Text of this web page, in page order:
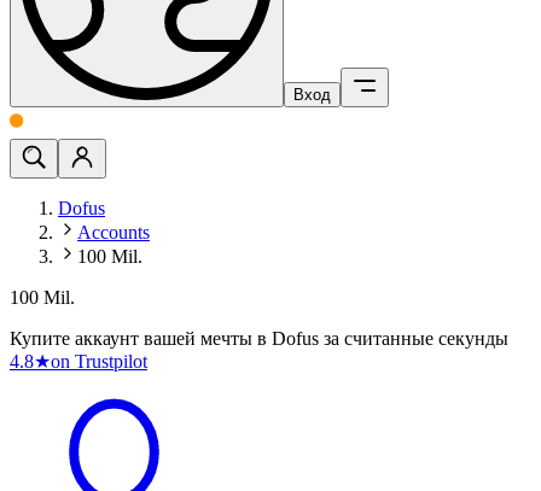
Вход
Dofus
Accounts
100 Mil.
100 Mil.
Купите аккаунт вашей мечты в Dofus за считанные секунды
4.8★on Trustpilot